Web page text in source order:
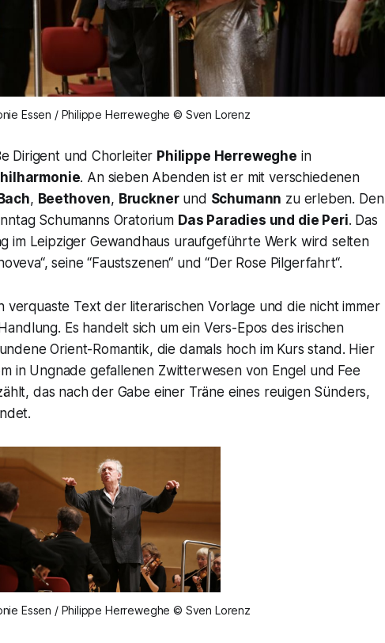
Essen / Philippe Herreweghe © Sven Lorenz
Dirigent und Chorleiter Philippe Herreweghe in
. An sieben Abenden ist er mit verschiedenen
Bach, Beethoven, Brucknerund Schumann zu erleben. Den
Schumanns Oratorium Das Paradies und die Peri. Das
im Leipziger Gewandhaus uraufgeführte Werk wird selten
seine “Faustszenen“ und “Der Rose Pilgerfahrt“.
verquaste Text der literarischen Vorlage und die nicht immer
Es handelt sich um ein Vers-Epos des irischen
Orient-Romantik, die damals hoch im Kurs stand. Hier
in Ungnade gefallenen Zwitterwesen von Engel und Fee
das nach der Gabe einer Träne eines reuigen Sünders,
Essen / Philippe Herreweghe © Sven Lorenz